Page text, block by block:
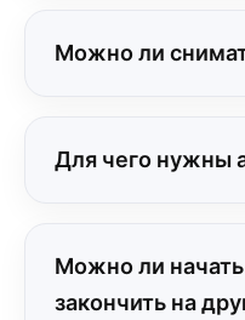
Можно ли
Для чего нужны
Можно ли
закончить на